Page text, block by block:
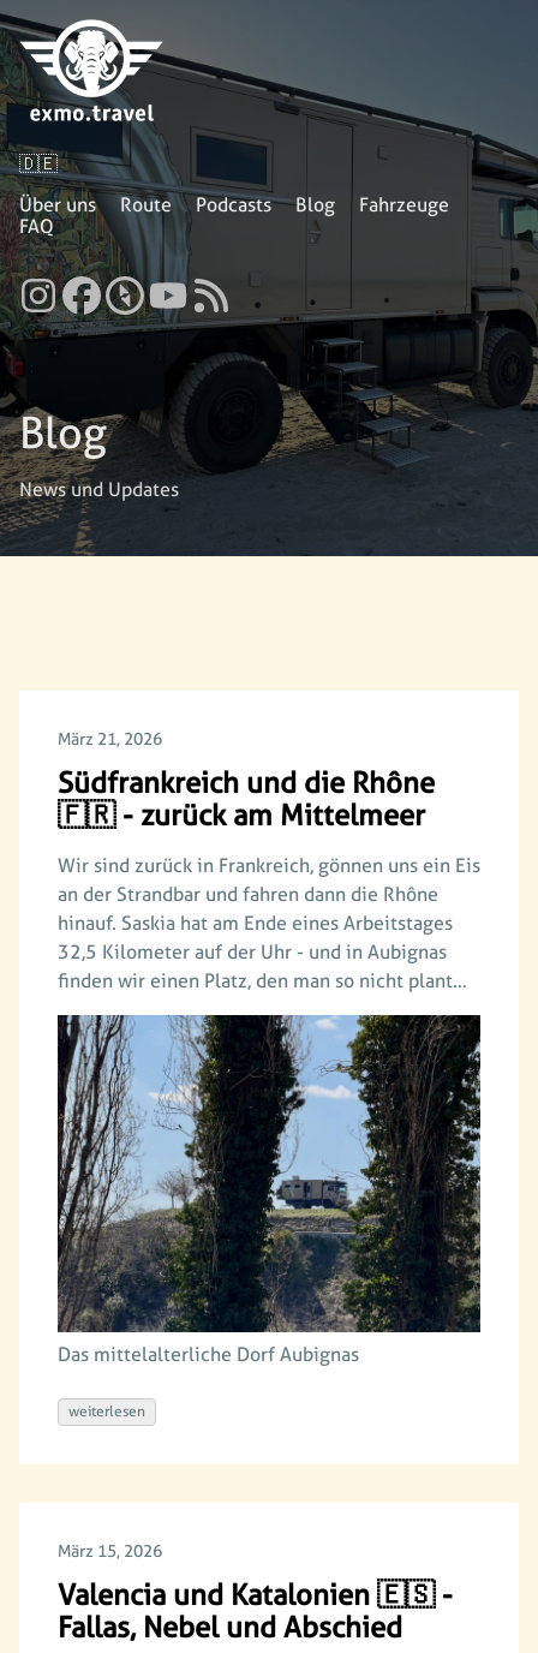
🇩🇪
Über uns
Route Podcasts Blog
Fahrzeuge
FAQ
Blog
News und Updates
März 21, 2026
Südfrankreich und die Rhône
🇫🇷 - zurück am Mittelmeer
Wir sind zurück in Frankreich, gönnen uns ein Eis
an der Strandbar und fahren dann die Rhône
hinauf. Saskia hat am Ende eines Arbeitstages
32,5 Kilometer auf der Uhr - und in Aubignas
finden wir einen Platz, den man so nicht plant…
Das mittelalterliche Dorf Aubignas
weiterlesen
März 15, 2026
Valencia und Katalonien 🇪🇸 -
Fallas, Nebel und Abschied